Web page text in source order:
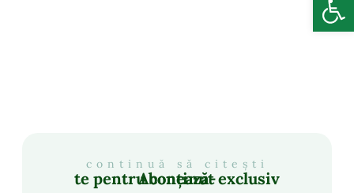
continuă să citești
Abonează-te pentru conținut exclusiv